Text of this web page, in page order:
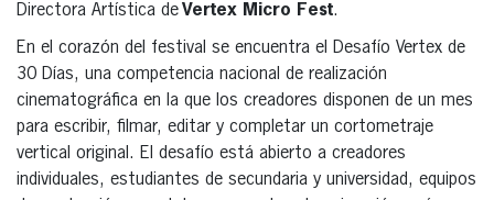
Directora Artística deVertex Micro Fest.
En el corazón del festival se encuentra el Desafío Vertex de
30 Días, una competencia nacional de realización
cinematográfica en la que los creadores disponen de un mes
para escribir, filmar, editar y completar un cortometraje
vertical original. El desafío está abierto a creadores
individuales, estudiantes de secundaria y universidad, equipos